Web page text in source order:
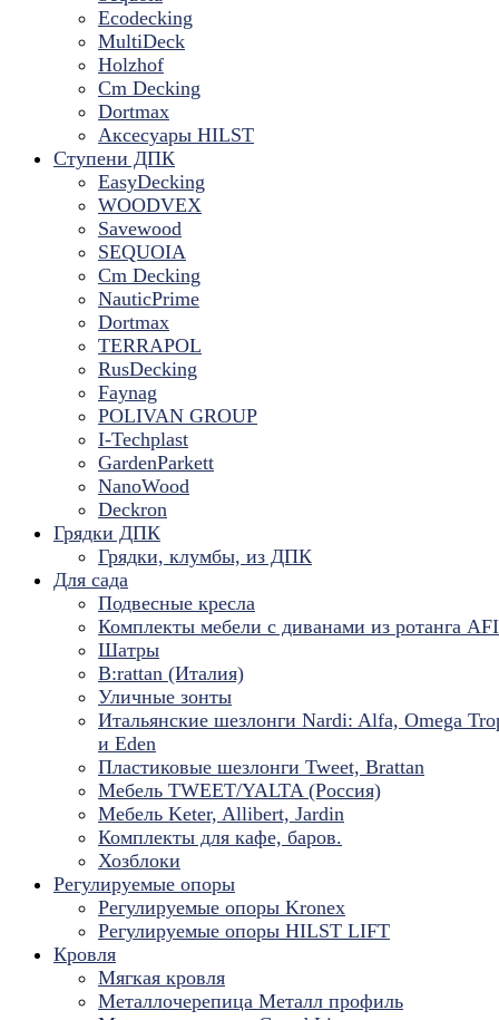
Ecodecking
MultiDeck
Holzhof
Cm Decking
Dortmax
Аксесуары HILST
Ступени ДПК
EasyDecking
WOODVEX
Savewood
SEQUOIA
Cm Decking
NauticPrime
Dortmax
TERRAPOL
RusDecking
Faynag
POLIVAN GROUP
I-Techplast
GardenParkett
NanoWood
Deckron
Грядки ДПК
Грядки, клумбы, из ДПК
Для сада
Подвесные кресла
Комплекты мебели с диванами из ротанга
Шатры
B:rattan (Италия)
Уличные зонты
Итальянские шезлонги Nardi: Alfa, Omega
и Eden
Пластиковые шезлонги Tweet, Brattan
Мебель TWEET/YALTA (Россия)
Мебель Keter, Allibert, Jardin
Комплекты для кафе, баров.
Хозблоки
Регулируемые опоры
Регулируемые опоры Kronex
Регулируемые опоры HILST LIFT
Кровля
Мягкая кровля
Металлочерепица Металл профиль